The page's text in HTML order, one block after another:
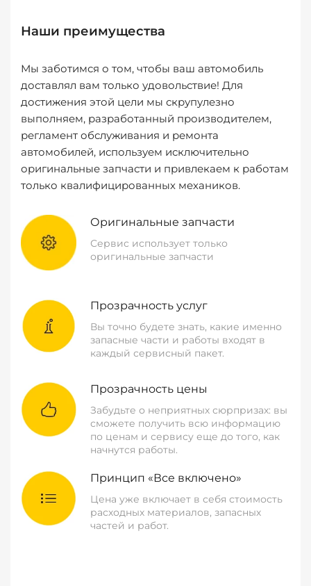
Наши преимущества
Мы заботимся о том, чтобы ваш автомобиль
доставлял вам только удовольствие! Для
достижения этой цели мы скрупулезно
выполняем, разработанный производителем,
регламент обслуживания и ремонта
автомобилей, используем исключительно
оригинальные запчасти и привлекаем к работам
только квалифицированных механиков.
Оригинальные запчасти
Сервис использует только
оригинальные запчасти
Прозрачность услуг
Вы точно будете знать, какие именно
запасные части и работы входят в
каждый сервисный пакет.
Прозрачность цены
Забудьте о неприятных сюрпризах: вы
сможете получить всю информацию
по ценам и сервису еще до того, как
начнутся работы.
Принцип «Все включено»
Цена уже включает в себя стоимость
расходных материалов, запасных
частей и работ.